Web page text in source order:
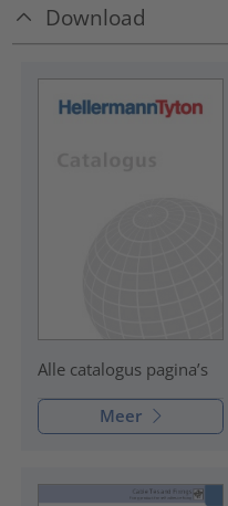
Download
Alle catalogus pagina’s
Meer